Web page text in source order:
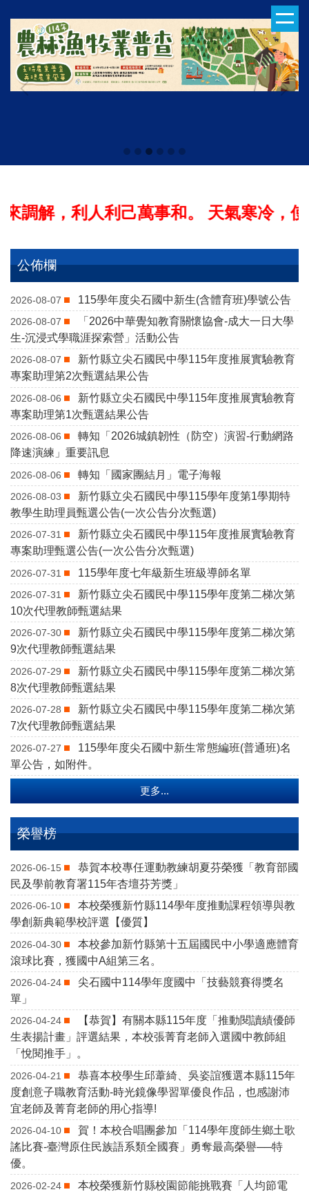
主
內
容
，利人利己萬事和。 天氣寒冷，使
公佈欄
2026-08-07 115學年度尖石國中新生(含體育班)學號公告
2026-08-07
「2026中華覺知教育關懷協會-成大一日大學
生-沉浸式學職涯探索營」活動公告
2026-08-07
新竹縣立尖石國民中學115年度推展實驗教育
專案助理第2次甄選結果公告
2026-08-06
新竹縣立尖石國民中學115年度推展實驗教育
專案助理第1次甄選結果公告
2026-08-06
轉知「2026城鎮韌性（防空）演習-行動網路
降速演練」重要訊息
2026-08-06 轉知「國家團結月」電子海報
2026-08-03
新竹縣立尖石國民中學115學年度第1學期特
教學生助理員甄選公告(一次公告分次甄選)
2026-07-31
新竹縣立尖石國民中學115年度推展實驗教育
專案助理甄選公告(一次公告分次甄選)
2026-07-31 115學年度七年級新生班級導師名單
2026-07-31
新竹縣立尖石國民中學115學年度第二梯次第
10次代理教師甄選結果
2026-07-30
新竹縣立尖石國民中學115學年度第二梯次第
9次代理教師甄選結果
2026-07-29
新竹縣立尖石國民中學115學年度第二梯次第
8次代理教師甄選結果
2026-07-28
新竹縣立尖石國民中學115學年度第二梯次第
7次代理教師甄選結果
2026-07-27
115學年度尖石國中新生常態編班(普通班)名
單公告，如附件。
更多...
榮譽榜
2026-06-15
恭賀本校專任運動教練胡夏芬榮獲「教育部國
民及學前教育署115年杏壇芬芳獎」
2026-06-10
本校榮獲新竹縣114學年度推動課程領導與教
學創新典範學校評選【優質】
2026-04-30
本校參加新竹縣第十五屆國民中小學適應體育
滾球比賽，獲國中A組第三名。
2026-04-24
尖石國中114學年度國中「技藝競賽得獎名
單」
2026-04-24
【恭賀】有關本縣115年度「推動閱讀績優師
生表揚計畫」評選結果，本校張菁育老師入選國中教師組
「悅閱推手」。
2026-04-21
恭喜本校學生邱葦綺、吳姿誼獲選本縣115年
度創意子職教育活動-時光鏡像學習單優良作品，也感謝沛
宜老師及菁育老師的用心指導!
2026-04-10
賀！本校合唱團參加「114學年度師生鄉土歌
謠比賽-臺灣原住民族語系類全國賽」勇奪最高榮譽──特
優。
2026-02-24
本校榮獲新竹縣校園節能挑戰賽「人均節電